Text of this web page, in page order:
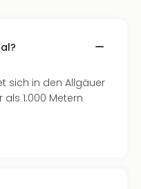
sich in den Allgäuer
als 1.000 Metern